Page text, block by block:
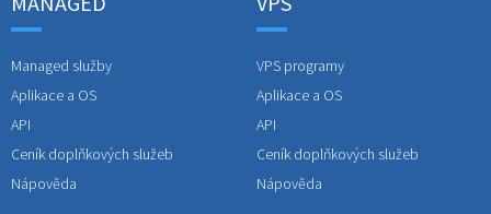
Managed služby
Aplikace a OS
API
Ceník doplňkových služeb
Nápověda
VPS programy
Aplikace a OS
API
Ceník doplňkových služeb
Nápověda